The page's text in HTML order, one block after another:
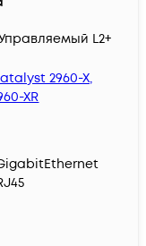
L2+
2960-X,
XR